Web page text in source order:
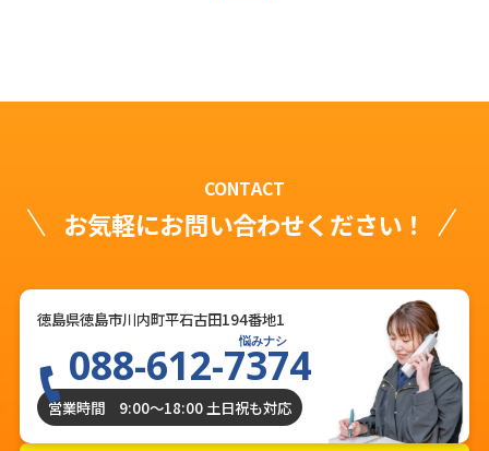
CONTACT
お気軽にお問い合わせください！
徳島県徳島市川内町平石古田194番地1
悩みナシ
088-612-7374
営業時間 9:00〜18:00 土日祝も対応